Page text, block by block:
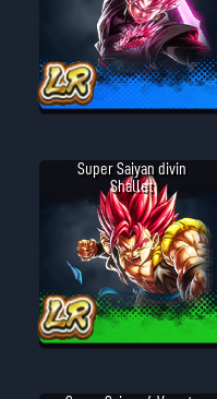
Super Saiyan divin
Shallet